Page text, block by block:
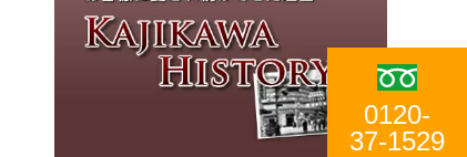
0120-
37-1529